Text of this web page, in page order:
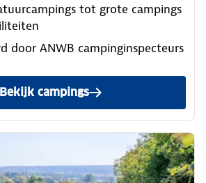
tot grote campings
door ANWB campinginspecteurs
Bekijk campings